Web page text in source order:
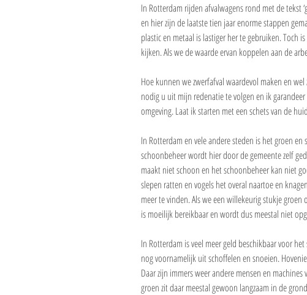
In Rotterdam rijden afvalwagens rond met de tekst
en hier zijn de laatste tien jaar enorme stappen
plastic en metaal is lastiger her te gebruiken. Toch
kijken. Als we de waarde ervan koppelen aan de
Hoe kunnen we zwerfafval waardevol maken en
nodig u uit mijn redenatie te volgen en ik
omgeving. Laat ik starten met een schets van de
In Rotterdam en vele andere steden is het groen
schoonbeheer wordt hier door de gemeente zelf
maakt niet schoon en het schoonbeheer kan niet
slepen ratten en vogels het overal naartoe en
meer te vinden. Als we een willekeurig stukje
is moeilijk bereikbaar en wordt dus meestal niet
In Rotterdam is veel meer geld beschikbaar voor
nog voornamelijk uit schoffelen en snoeien.
Daar zijn immers weer andere mensen en
groen zit daar meestal gewoon langzaam in de